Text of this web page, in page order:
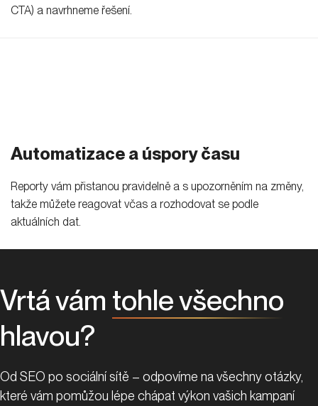
CTA) a navrhneme řešení.
Automatizace a úspory času
Reporty vám přistanou pravidelně a s upozorněním na změny,
takže můžete reagovat včas a rozhodovat se podle
aktuálních dat.
Vrtá vám tohle všechno
hlavou?
Od SEO po sociální sítě – odpovíme na všechny otázky,
které vám pomůžou lépe chápat výkon vašich kampaní